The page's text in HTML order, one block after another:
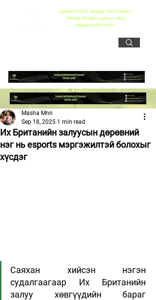
Цахим спорт, видео тоглоомын
талаар бичдэг цорын ганц
мэдээллийн сайт
Их Британийн залуусын дөрөвний
нэг нь esports мэргэжилтэй болохыг
хүсдэг
Masha Mnn
Sep 18, 2025 1 min read
Саяхан хийсэн нэгэн
судалгаагаар Их Британийн
залуу хөвгүүдийн бараг